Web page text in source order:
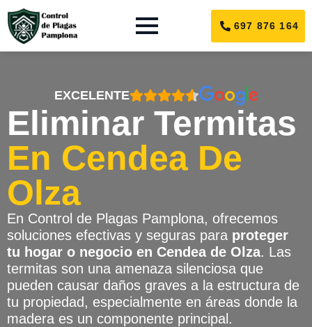
697 876 164
EXCELENTE
Eliminar Termitas
En Cendea De
Olza
En Control de Plagas Pamplona, ofrecemos
soluciones efectivas y seguras para proteger
tu hogar o negocio en Cendea de Olza. Las
termitas son una amenaza silenciosa que
pueden causar daños graves a la estructura de
tu propiedad, especialmente en áreas donde la
madera es un componente principal.